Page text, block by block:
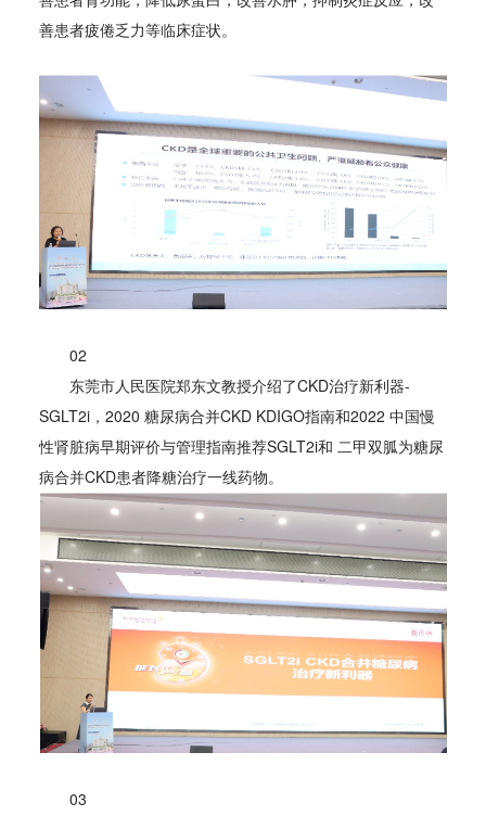
善患者疲倦乏力等临床症状。
02
东莞市人民医院郑东文教授介绍了CKD治疗新利器-
SGLT2i，2020 糖尿病合并CKD KDIGO指南和2022 中国慢
性肾脏病早期评价与管理指南推荐SGLT2i和 二甲双胍为糖尿
病合并CKD患者降糖治疗一线药物。
03